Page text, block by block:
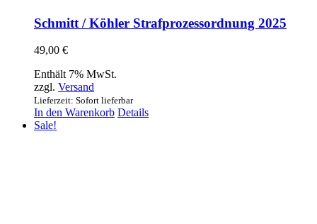
Schmitt / Köhler Strafprozessordnung 2025
49,00 €
Enthält 7% MwSt.
zzgl. Versand
Lieferzeit: Sofort lieferbar
In den Warenkorb Details
Sale!